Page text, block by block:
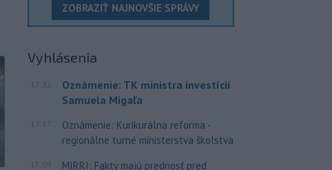
ZOBRAZIŤ NAJNOVŠIE SPRÁVY
Vyhlásenia
17:32
Oznámenie: TK ministra investícií
Samuela Migaľa
17:17
Oznámenie: Kurikurálna reforma -
regionálne turné ministerstva školstva
15:09 MIRRI: Fakty majú prednosť pred